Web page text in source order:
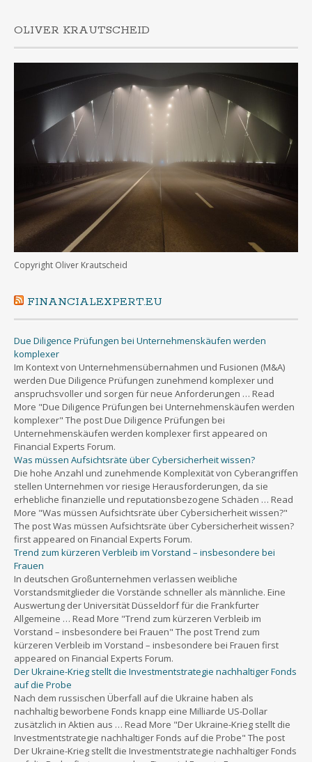
OLIVER KRAUTSCHEID
Copyright Oliver Krautscheid
FINANCIALEXPERT.EU
Due Diligence Prüfungen bei Unternehmenskäufen werden
komplexer
Im Kontext von Unternehmensübernahmen und Fusionen (M&A)
werden Due Diligence Prüfungen zunehmend komplexer und
anspruchsvoller und sorgen für neue Anforderungen … Read
More "Due Diligence Prüfungen bei Unternehmenskäufen werden
komplexer" The post Due Diligence Prüfungen bei
Unternehmenskäufen werden komplexer first appeared on
Financial Experts Forum.
Was müssen Aufsichtsräte über Cybersicherheit wissen?
Die hohe Anzahl und zunehmende Komplexität von Cyberangriffen
stellen Unternehmen vor riesige Herausforderungen, da sie
erhebliche finanzielle und reputationsbezogene Schäden … Read
More "Was müssen Aufsichtsräte über Cybersicherheit wissen?"
The post Was müssen Aufsichtsräte über Cybersicherheit wissen?
first appeared on Financial Experts Forum.
Trend zum kürzeren Verbleib im Vorstand – insbesondere bei
Frauen
In deutschen Großunternehmen verlassen weibliche
Vorstandsmitglieder die Vorstände schneller als männliche. Eine
Auswertung der Universität Düsseldorf für die Frankfurter
Allgemeine … Read More "Trend zum kürzeren Verbleib im
Vorstand – insbesondere bei Frauen" The post Trend zum
kürzeren Verbleib im Vorstand – insbesondere bei Frauen first
appeared on Financial Experts Forum.
Der Ukraine-Krieg stellt die Investmentstrategie nachhaltiger Fonds
auf die Probe
Nach dem russischen Überfall auf die Ukraine haben als
nachhaltig beworbene Fonds knapp eine Milliarde US-Dollar
zusätzlich in Aktien aus … Read More "Der Ukraine-Krieg stellt die
Investmentstrategie nachhaltiger Fonds auf die Probe" The post
Der Ukraine-Krieg stellt die Investmentstrategie nachhaltiger Fonds